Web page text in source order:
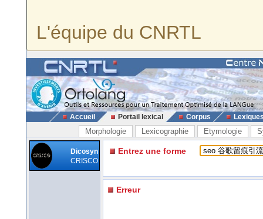
L'équipe du CNRTL
Accueil Portail lexical Corpus
Morphologie Lexicographie Etymologie
Dicosyn
CRISCO
Entrez une forme
Erreur